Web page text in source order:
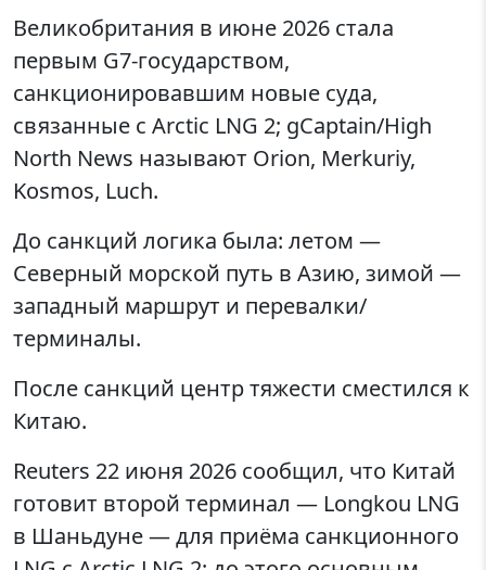
Великобритания в июне 2026 стала
первым G7-государством,
санкционировавшим новые суда,
связанные с Arctic LNG 2; gCaptain/High
North News называют Orion, Merkuriy,
Kosmos, Luch.
До санкций логика была: летом —
Северный морской путь в Азию, зимой —
западный маршрут и перевалки/
терминалы.
После санкций центр тяжести сместился к
Китаю.
Reuters 22 июня 2026 сообщил, что Китай
готовит второй терминал — Longkou LNG
в Шаньдуне — для приёма санкционного